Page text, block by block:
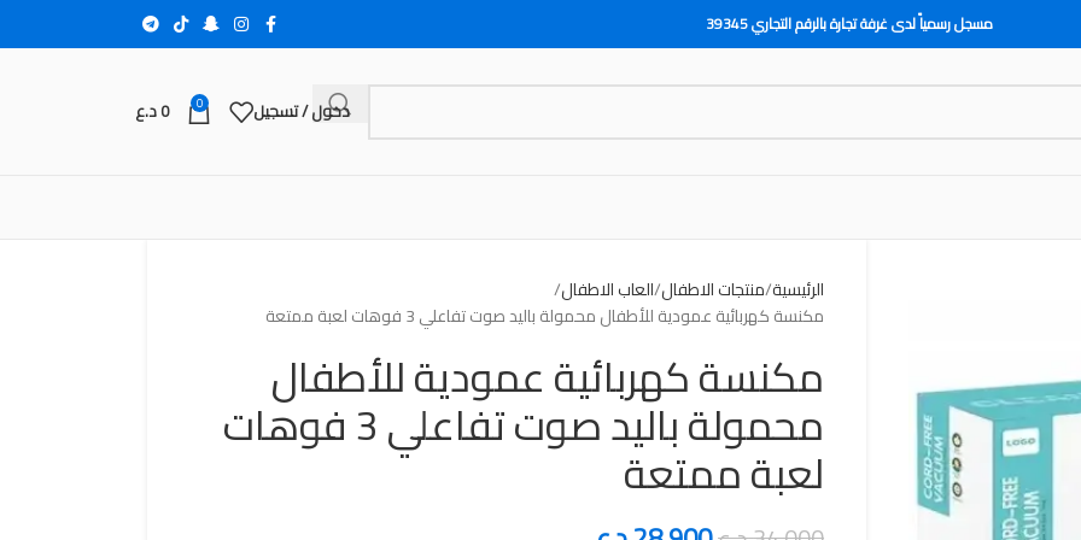
مسجل رسمياً لدى غرفة تجارة بالرقم التجاري 39345
دخول / تسجيل 0
0د.ع
الرئيسية منتجات الاطفال العاب الاطفال
مكنسة كهربائية عمودية للأطفال محمولة باليد صوت تفاعلي 3 فوهات لعبة ممتعة
مكنسة كهربائية عمودية للأطفال
محمولة باليد صوت تفاعلي 3 فوهات
لعبة ممتعة